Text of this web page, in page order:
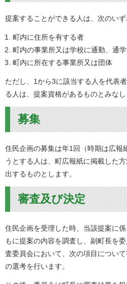
提案することができる人は、次のいず
町内に住所を有する者
町内の事業所又は学校に通勤、通
町内に所在する事業所又は団体
ただし、1から3に該当する人を代表
る人は、提案資格があるものとみなし
募集
住民企画の募集は年1回（時期は広報
うとする人は、町広報紙に掲載した
出するものとします。
審査及び決定
住民企画を受理した時、当該提案に
もに提案の内容を調査し、副町長を
査委員会において、次の項目につい
の選考を行います。